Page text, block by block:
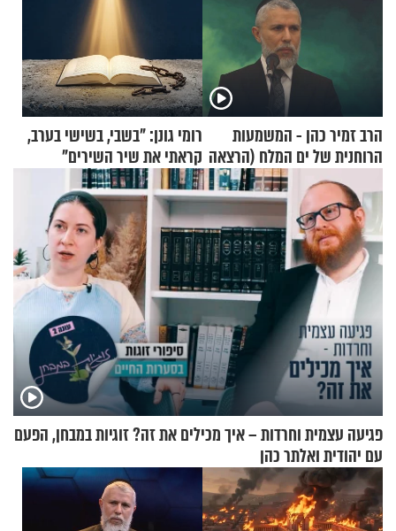
הרב זמיר כהן - המשמעות
הרוחנית של ים המלח (הרצאה
בפרסית)
רומי גונן: "בשבי, בשישי בערב,
קראתי את שיר השירים"
פגיעה עצמית וחרדות – איך מכילים את זה? זוגיות במבחן, הפעם
עם יהודית ואלתר כהן